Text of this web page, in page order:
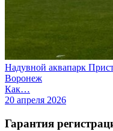
Надувной аквапарк
Воронеж
Как…
20 апреля 2026
Гарантия